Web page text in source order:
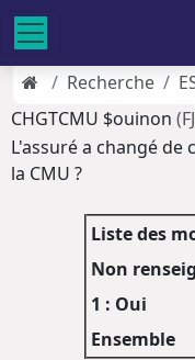
Recherche
CHGTCMU $ouinon
L'assuré a changé
la CMU ?
Liste des
Non
1 : Oui
Ensemble